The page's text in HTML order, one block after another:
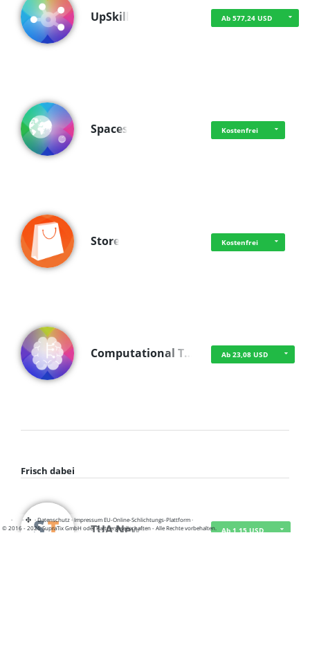
UpSkill Ab 577,24 USD
Spaces Kostenfrei
Store Kostenfrei
Computational T… Ab 23,08 USD
Frisch dabei
TUA News Ab 1,15 USD
· · ·Datenschutz·Impressum EU-Online-Schlichtungs-Plattform·
© 2016 - 2026 SupraTix GmbH oder Partnergesellschaften - Alle Rechte vorbehalten.